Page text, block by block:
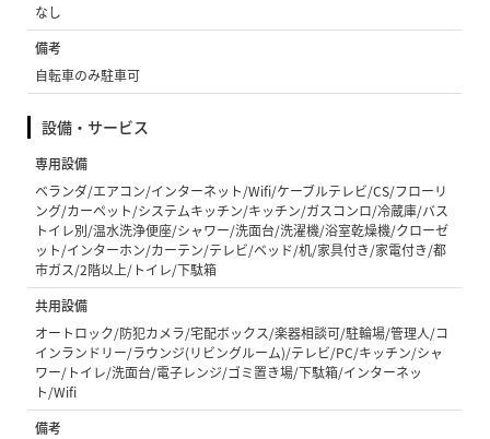
なし
備考
自転車のみ駐車可
設備・サービス
専用設備
ベランダ/エアコン/インターネット/Wifi/ケーブルテレビ/CS/フローリ
ング/カーペット/システムキッチン/キッチン/ガスコンロ/冷蔵庫/バス
トイレ別/温水洗浄便座/シャワー/洗面台/洗濯機/浴室乾燥機/クローゼ
ット/インターホン/カーテン/テレビ/ベッド/机/家具付き/家電付き/都
市ガス/2階以上/トイレ/下駄箱
共用設備
オートロック/防犯カメラ/宅配ボックス/楽器相談可/駐輪場/管理人/コ
インランドリー/ラウンジ(リビングルーム)/テレビ/PC/キッチン/シャ
ワー/トイレ/洗面台/電子レンジ/ゴミ置き場/下駄箱/インターネッ
ト/Wifi
備考